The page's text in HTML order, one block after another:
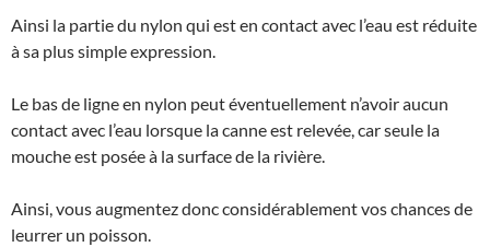
Ainsi la partie du nylon qui est en contact avec l’eau est réduite
à sa plus simple expression.
Le bas de ligne en nylon peut éventuellement n’avoir aucun
contact avec l’eau lorsque la canne est relevée, car seule la
mouche est posée à la surface de la rivière.
Ainsi, vous augmentez donc considérablement vos chances de
leurrer un poisson.